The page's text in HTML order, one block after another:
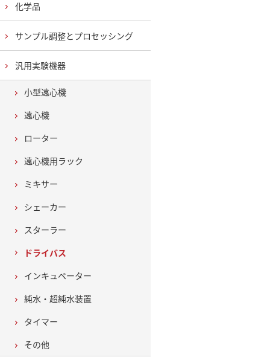
化学品
サンプル調整とプロセッシング
汎用実験機器
小型遠心機
遠心機
ローター
遠心機用ラック
ミキサー
シェーカー
スターラー
ドライバス
インキュベーター
純水・超純水装置
タイマー
その他